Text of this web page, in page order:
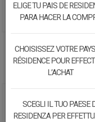
MACETERO DE
BLANCO D28X40
ELIGE TU PAIS DE
PARA HACER LA
CHOISISSEZ VOTRE
RÉSIDENCE POUR
L’ACHAT
SCEGLI IL TUO PAESE
RESIDENZA PER